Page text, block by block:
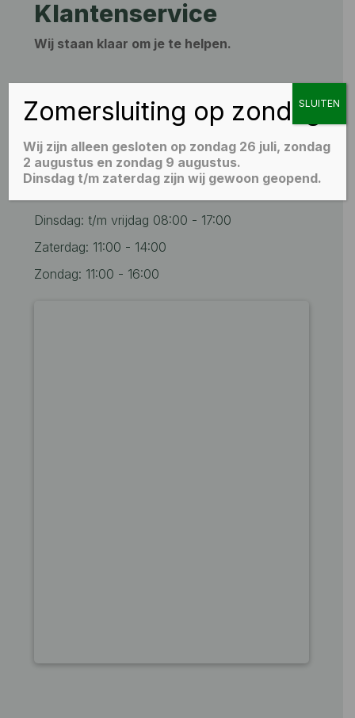
Klantenservice
Wij staan klaar om je te helpen.
+31 6 51550398‬
 info@floor2day.nl
Openingstijden
Maandag: Gesloten
Dinsdag: t/m vrijdag 08:00 - 17:00
Zaterdag: 11:00 - 14:00
Zondag: 11:00 - 16:00
Zomersluiting op zondag
Wij zijn alleen gesloten op zondag 26 juli, zondag
2 augustus en zondag 9 augustus.
Dinsdag t/m zaterdag zijn wij gewoon geopend.
SLUITEN